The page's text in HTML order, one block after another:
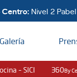
Centro: Nivel 2
Galería
– SICI 360By